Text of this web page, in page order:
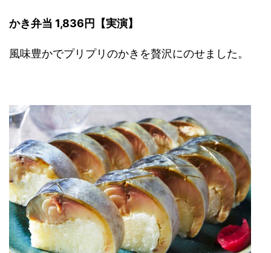
かき弁当 1,836円【実演】
風味豊かでプリプリのかきを贅沢にのせました。